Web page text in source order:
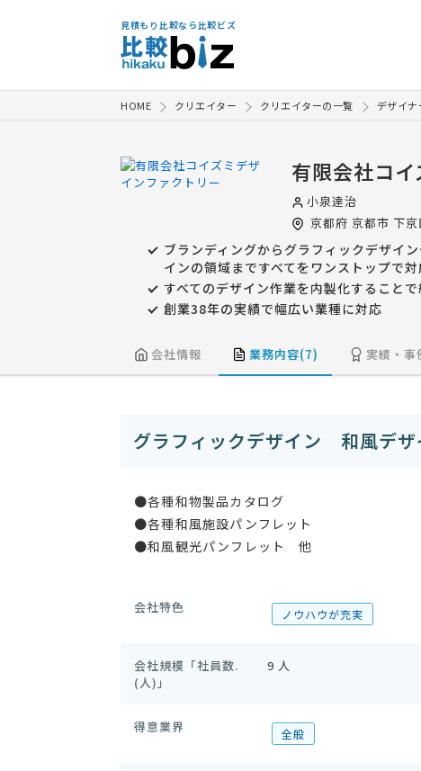
見積もり比較なら比較ビズ
HOME クリエイター クリエイターの一覧 デザイ
有限会社コ
小泉達治
京都府 京都市 下
ブランディングからグラフィックデザイ
インの領域まですべてをワンストップで対
すべてのデザイン作業を内製化すること
創業38年の実績で幅広い業種に対応
会社情報 業務内容(7) 実績・
グラフィックデザイン 和風デザ
●各種和物製品カタログ
●各種和風施設パンフレット
●和風観光パンフレット 他
会社特色 ノウハウが充実
会社規模「社員数.
(人)」
9 人
得意業界 全般